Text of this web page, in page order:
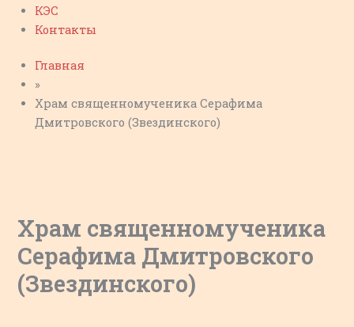
КЭС
Контакты
Главная
»
Храм священномученика Серафима
Дмитровского (Звездинского)
Храм священномученика
Серафима Дмитровского
(Звездинского)